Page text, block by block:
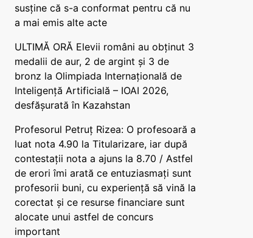
susține că s-a conformat pentru că nu
a mai emis alte acte
ULTIMĂ ORĂ Elevii români au obținut 3
medalii de aur, 2 de argint și 3 de
bronz la Olimpiada Internațională de
Inteligență Artificială – IOAI 2026,
desfășurată în Kazahstan
Profesorul Petruț Rizea: O profesoară a
luat nota 4.90 la Titularizare, iar după
contestații nota a ajuns la 8.70 / Astfel
de erori îmi arată ce entuziasmați sunt
profesorii buni, cu experiență să vină la
corectat și ce resurse financiare sunt
alocate unui astfel de concurs
important